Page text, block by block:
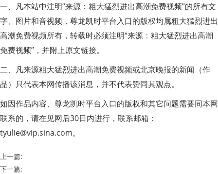
一、凡本站中注明“来源：粗大猛烈进出高潮免费视频”的所有文
字、图片和音视频，尊龙凯时平台入口的版权均属粗大猛烈进出
高潮免费视频所有，转载时必须注明“来源：粗大猛烈进出高潮
免费视频”，并附上原文链接。
二、凡来源粗大猛烈进出高潮免费视频或北京晚报的新闻（作
品）只代表本网传播该消息，并不代表赞同其观点。
如因作品内容、尊龙凯时平台入口的版权和其它问题需要同本网
联系的，请在见网后30日内进行，联系邮箱：
tyulie@vip.sina.com。
上一篇:
下一篇: